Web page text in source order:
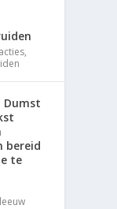
,
Dumst
bereid
te